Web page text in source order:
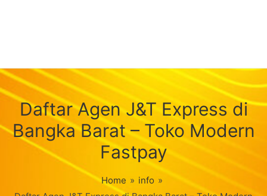
Daftar Agen J&T Express di
Bangka Barat – Toko Modern
Fastpay
Home » info »